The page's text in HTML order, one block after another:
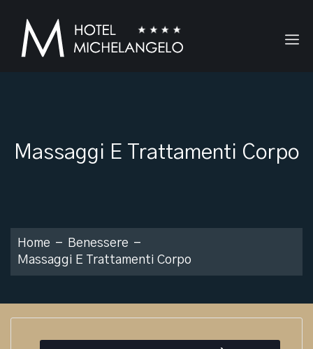
Massaggi E Trattamenti Corpo
Home
Benessere
Massaggi E Trattamenti Corpo